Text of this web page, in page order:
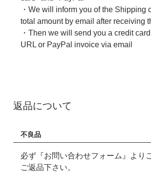
・We will inform you of the Shipping
total amount by email after receiving
・Then we will send you a credit
URL or PayPal invoice via email
返品について
不良品
必ず『お問い合わせフォーム』より
ご返品下さい。